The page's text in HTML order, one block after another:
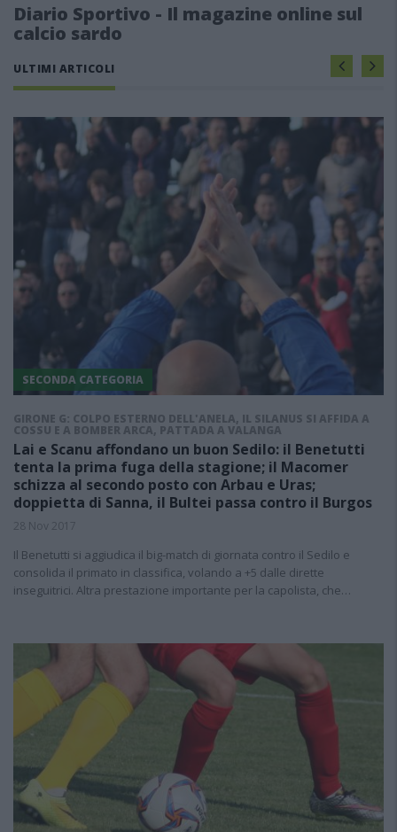
Diario Sportivo - Il magazine online sul
calcio sardo
ULTIMI ARTICOLI
SECONDA CATEGORIA
GIRONE G: COLPO ESTERNO DELL'ANELA, IL SILANUS SI AFFIDA A
COSSU E A BOMBER ARCA, PATTADA A VALANGA
Lai e Scanu affondano un buon Sedilo: il Benetutti
tenta la prima fuga della stagione; il Macomer
schizza al secondo posto con Arbau e Uras;
doppietta di Sanna, il Bultei passa contro il Burgos
28 Nov 2017
Il Benetutti si aggiudica il big-match di giornata contro il Sedilo e
consolida il primato in classifica, volando a +5 dalle dirette
inseguitrici. Altra prestazione importante per la capolista, che…